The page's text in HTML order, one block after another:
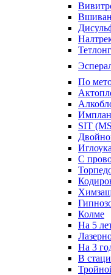
Тетлонг
По
SIT
С
Колме
На 5
На 3
В